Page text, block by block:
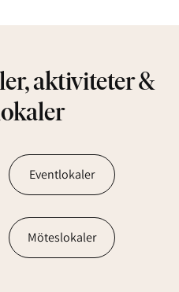
aktiviteter &
Eventlokaler
Möteslokaler